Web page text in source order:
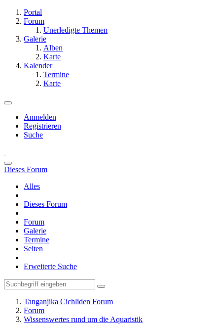
Portal
Forum
Unerledigte Themen
Galerie
Alben
Karte
Kalender
Termine
Karte
Anmelden
Registrieren
Suche
Dieses Forum
Alles
Dieses Forum
Forum
Galerie
Termine
Seiten
Erweiterte Suche
Tanganjika Cichliden Forum
Forum
Wissenswertes rund um die Aquaristik